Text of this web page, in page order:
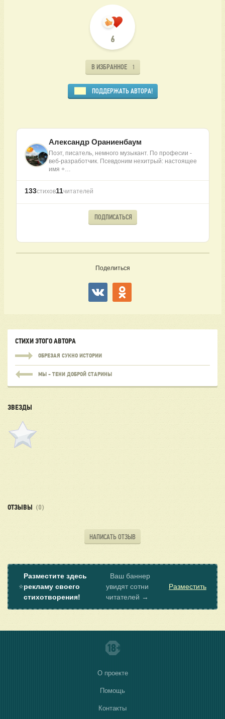
6
В ИЗБРАННОЕ 1
ПОДДЕРЖАТЬ АВТОРА!
Александр Ораниенбаум
Поэт, писатель, немного музыкант. По професии -
веб-разработчик. Псевдоним нехитрый: настоящее
имя +…
133стихов11читателей
ПОДПИСАТЬСЯ
Поделиться
СТИХИ ЭТОГО АВТОРА
ОБРЕЗАЯ СУКНО ИСТОРИИ
МЫ - ТЕНИ ДОБРОЙ СТАРИНЫ
ЗВЕЗДЫ
ОТЗЫВЫ (0)
НАПИСАТЬ ОТЗЫВ
⭐
Разместите здесь
рекламу своего
стихотворения!
Ваш баннер
увидят сотни
читателей →
Разместить
О проекте
Помощь
Контакты